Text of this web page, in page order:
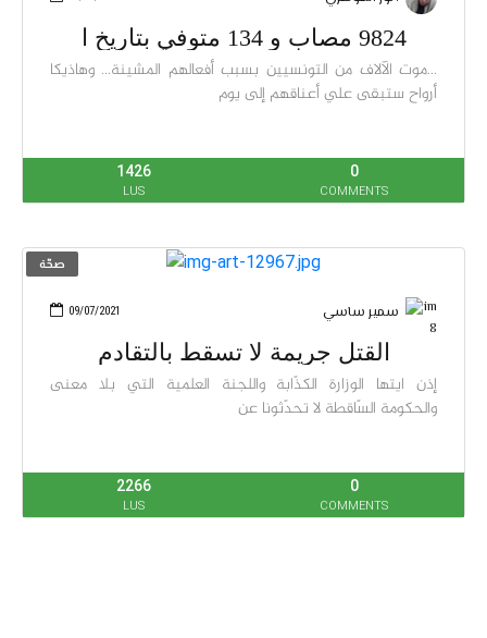
9824 مصاب و 134 متوفي بتاريخ ا
...موت الآلاف من التونسيين بسبب أفعالهم المشينة... وهاذيكا
أرواح ستبقى علي أعناقهم إلى يوم
1426
LUS
0
COMMENTS
صحّة
09/07/2021 سمير ساسي
القتل جريمة لا تسقط بالتقادم
إذن ايتها الوزارة الكذّابة واللجنة العلمية التي بلا معنى
والحكومة السّاقطة لا تحدّثونا عن
2266
LUS
0
COMMENTS